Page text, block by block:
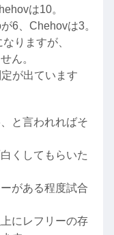
は10。
6、Chehovは3。
りますが、
ん。
が出ています
と言われればそ
くしてもらいた
がある程度試合
にレフリーの存